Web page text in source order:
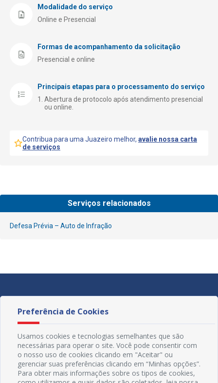
Modalidade do serviço
Online e Presencial
Formas de acompanhamento da solicitação
Presencial e online
Principais etapas para o processamento do serviço
Abertura de protocolo após atendimento presencial
ou online.
Contribua para uma Juazeiro melhor, avalie nossa carta
de serviços
Serviços relacionados
Defesa Prévia – Auto de Infração
Preferência de Cookies
Usamos cookies e tecnologias semelhantes que são
necessárias para operar o site. Você pode consentir com
o nosso uso de cookies clicando em "Aceitar" ou
gerenciar suas preferências clicando em “Minhas opções”.
Para obter mais informações sobre os tipos de cookies,